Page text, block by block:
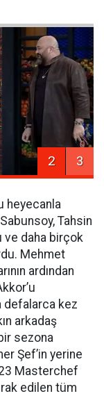
2 3
heyecanla
Tahsin
ve daha birçok
Mehmet
ardından
defalarca kez
arkadaş
sezona
Şef’in yerine
Masterchef
edilen tüm